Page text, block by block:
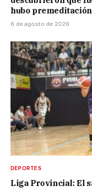
hubo premeditación
6 de agosto de 2026
DEPORTES
Liga Provincial: El